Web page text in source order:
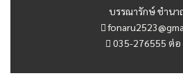
บรรณารักษ์ ชำนา
035-276555 ต่อ